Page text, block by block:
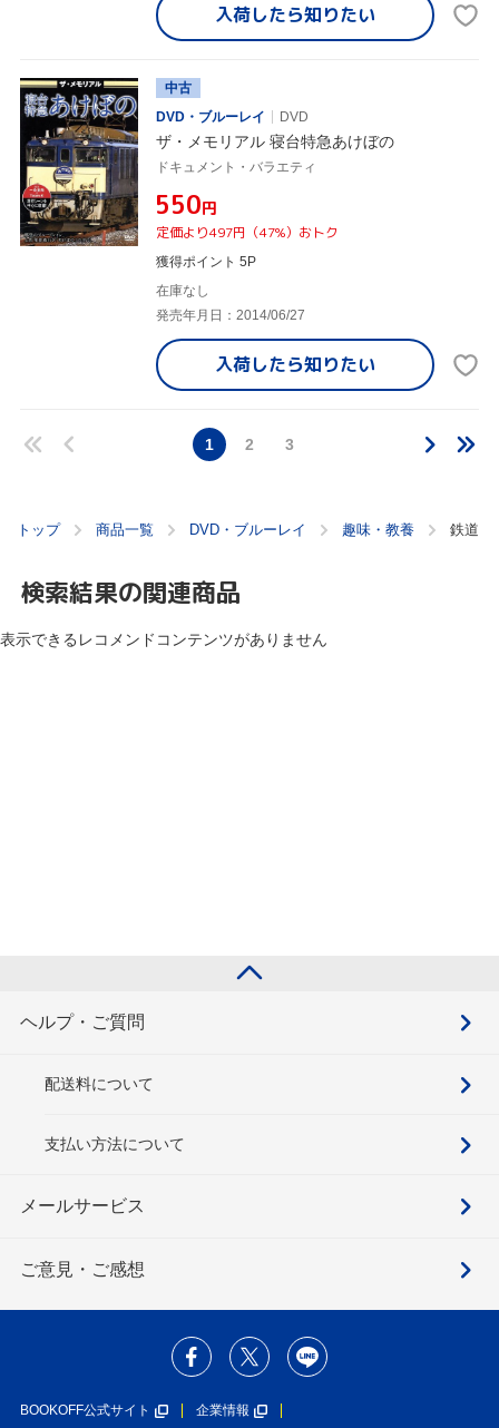
入荷したら知りたい
中古
DVD・ブルーレイ
DVD
ザ・メモリアル 寝台特急あけぼの
ドキュメント・バラエティ
¥550円
定価より497円（47%）おトク
獲得ポイント 5P
在庫なし
発売年月日：2014/06/27
入荷したら知りたい
1 2 3
トップ 商品一覧 DVD・ブルーレイ 趣味・教養 鉄道
検索結果の関連商品
表示できるレコメンドコンテンツがありません
ヘルプ・ご質問
配送料について
支払い方法について
メールサービス
ご意見・ご感想
BOOKOFF公式サイト 企業情報